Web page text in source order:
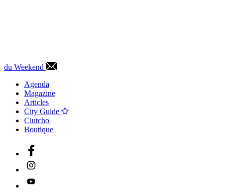
du Weekend
Agenda
Magazine
Articles
City Guide
Clutcho'
Boutique